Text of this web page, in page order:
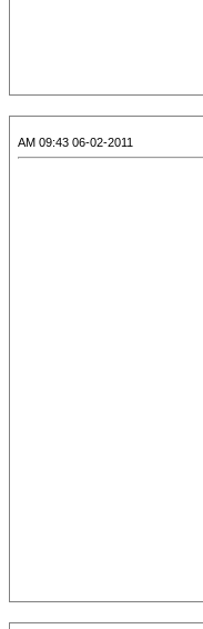
06-02-2011 09:43 AM